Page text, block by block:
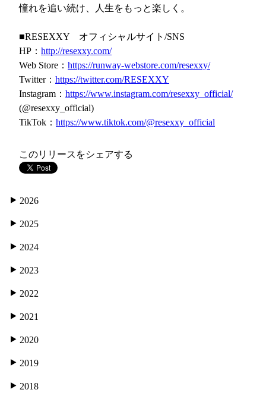
憧れを追い続け、人生をもっと楽しく。
■RESEXXY オフィシャルサイト/SNS
HP： http://resexxy.com/
Web Store： https://runway-webstore.com/resexxy/
Twitter： https://twitter.com/RESEXXY
Instagram： https://www.instagram.com/resexxy_official/
(@resexxy_official)
TikTok： https://www.tiktok.com/@resexxy_official
このリリースをシェアする
2026
2025
2024
2023
2022
2021
2020
2019
2018